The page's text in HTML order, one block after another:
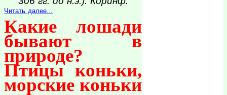
Читать далее...
Какие лошади
бывают в
природе?
Птицы коньки,
морские коньки